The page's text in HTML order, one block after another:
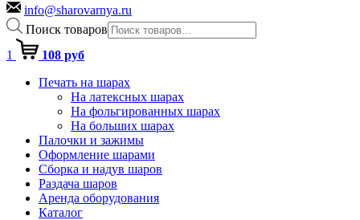
info@sharovarnya.ru
Поиск товаров
1
108 руб
Печать на шарах
На латексных шарах
На фольгированных шарах
На больших шарах
Палочки и зажимы
Оформление шарами
Сборка и надув шаров
Раздача шаров
Аренда оборудования
Каталог